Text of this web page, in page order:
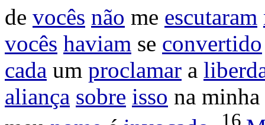
de vocês não me escutaram
vocês haviam se convertido
cada um proclamar a
aliança sobre isso na minha
16